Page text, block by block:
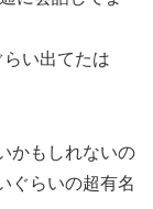
い出てたは
かもしれないの
ぐらいの超有名